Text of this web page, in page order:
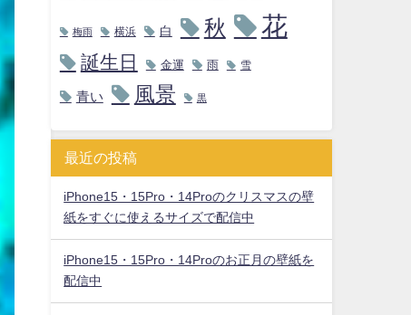
梅雨 横浜 白 秋 花
誕生日 金運 雨 雪
青い 風景 黒
最近の投稿
iPhone15・15Pro・14Proのクリスマスの壁
紙をすぐに使えるサイズで配信中
iPhone15・15Pro・14Proのお正月の壁紙を
配信中